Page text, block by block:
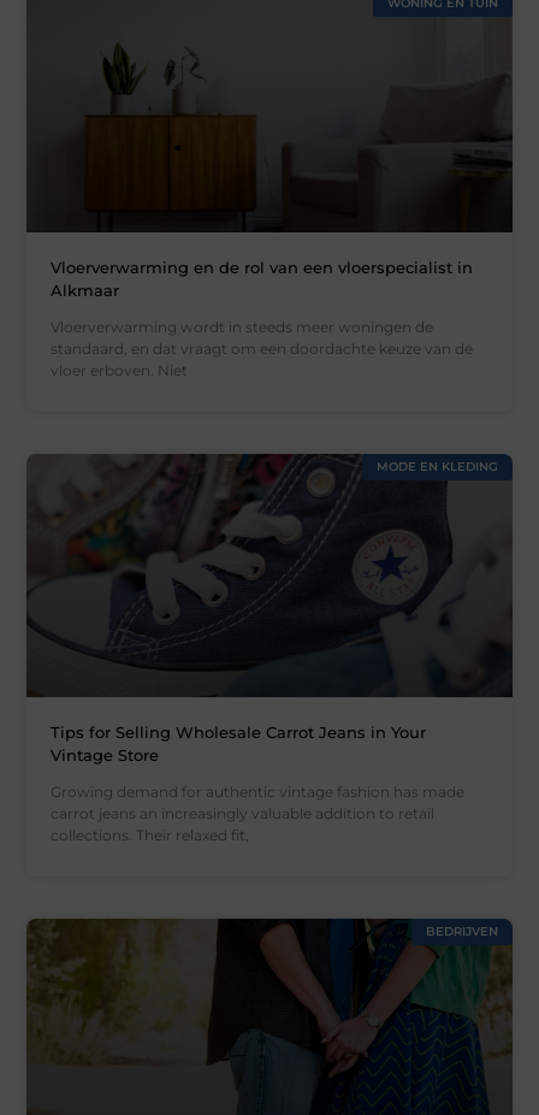
Vloerverwarming en de rol van een vloerspecialist in
Alkmaar
Vloerverwarming wordt in steeds meer woningen de
standaard, en dat vraagt om een doordachte keuze van de
vloer erboven. Niet
MODE EN KLEDING
Tips for Selling Wholesale Carrot Jeans in Your
Vintage Store
Growing demand for authentic vintage fashion has made
carrot jeans an increasingly valuable addition to retail
collections. Their relaxed fit,
BEDRIJVEN